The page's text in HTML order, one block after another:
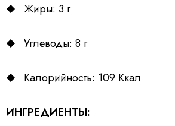
Жиры: 3 г
Углеводы: 8 г
Калорийность: 109 Ккал
ИНГРЕДИЕНТЫ: